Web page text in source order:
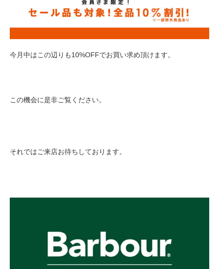
今月中はこの辺りも10%OFFでお買い求め頂けます。
この機会に是非ご覧ください。
それではご来店お待ちしております。